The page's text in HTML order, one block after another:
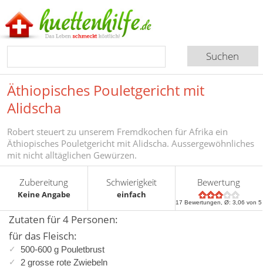
Äthiopisches Pouletgericht mit
Alidscha
Robert steuert zu unserem Fremdkochen für Afrika ein
Äthiopisches Pouletgericht mit Alidscha. Aussergewöhnliches
mit nicht alltäglichen Gewürzen.
Zubereitung
Keine Angabe
Schwierigkeit
einfach
Bewertung
17 Bewertungen, Ø:3,06 von 5
Zutaten für 4 Personen:
für das Fleisch:
500-600 g Pouletbrust
2 grosse rote Zwiebeln